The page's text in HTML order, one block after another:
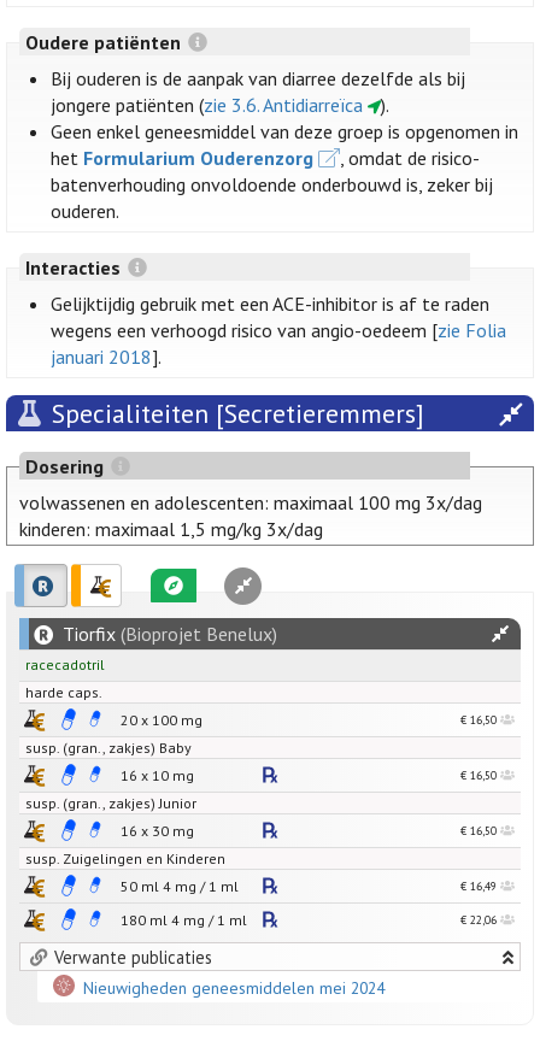
Oudere patiënten
Bij ouderen is de aanpak van diarree dezelfde als bij
jongere patiënten (zie 3.6. Antidiarreïca
).
Geen enkel geneesmiddel van deze groep is opgenomen in
het Formularium Ouderenzorg
, omdat de risico-
batenverhouding onvoldoende onderbouwd is, zeker bij
ouderen.
Interacties
Gelijktijdig gebruik met een ACE-inhibitor is af te raden
wegens een verhoogd risico van angio-oedeem [zie Folia
januari 2018].
Specialiteiten [Secretieremmers]
Dosering
volwassenen en adolescenten: maximaal 100 mg 3x/dag
kinderen: maximaal 1,5 mg/kg 3x/dag
Tiorfix (Bioprojet Benelux)
racecadotril
harde caps.
20 x 100 mg € 16,50
susp. (gran., zakjes) Baby
16 x 10 mg € 16,50
susp. (gran., zakjes) Junior
16 x 30 mg € 16,50
susp. Zuigelingen en Kinderen
50 ml 4 mg / 1 ml € 16,49
180 ml 4 mg / 1 ml € 22,06
Verwante publicaties
Nieuwigheden geneesmiddelen mei 2024